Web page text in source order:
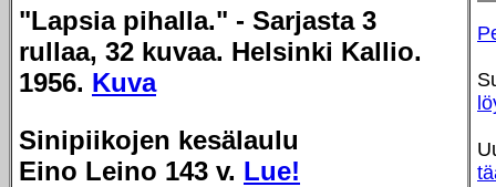
"Lapsia pihalla." - Sarjasta 3
rullaa, 32 kuvaa. Helsinki Kallio.
1956. Kuva
Sinipiikojen kesälaulu
Eino Leino 143 v. Lue!